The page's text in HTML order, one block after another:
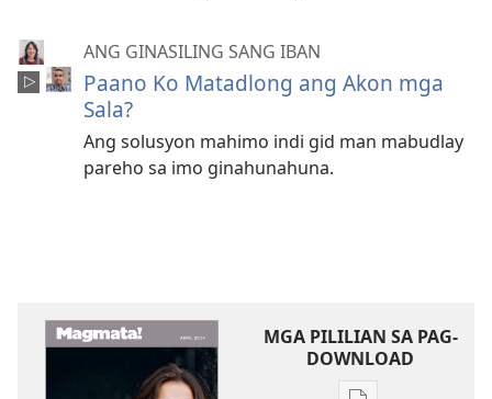
ANG GINASILING SANG IBAN
Paano Ko Matadlong ang Akon mga
Sala?
Ang solusyon mahimo indi gid man mabudlay
pareho sa imo ginahunahuna.
MGA PILILIAN SA PAG-
DOWNLOAD